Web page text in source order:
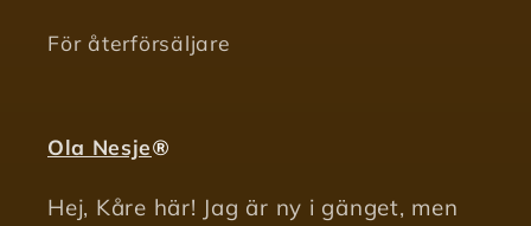
För återförsäljare
Ola Nesje®
Hej, Kåre här! Jag är ny i gänget, men